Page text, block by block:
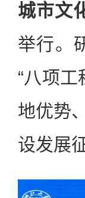
城市文
举行。
“八项
地优势
设发展